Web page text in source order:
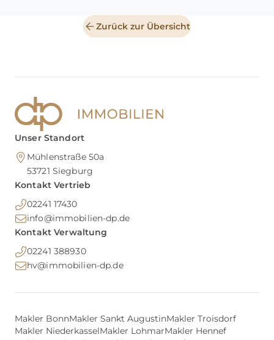
Zurück zur Übersicht
Unser Standort
Mühlenstraße 50a
53721 Siegburg
Kontakt Vertrieb
02241 17430
info@immobilien-dp.de
Kontakt Verwaltung
02241 388930
hv@immobilien-dp.de
Makler BonnMakler Sankt AugustinMakler Troisdorf
Makler NiederkasselMakler LohmarMakler Hennef